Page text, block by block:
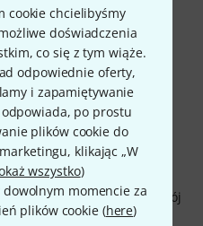
cookie chcielibyśmy
doświadczenia
co się z tym wiąże.
odpowiednie oferty,
i zapamiętywanie
po prostu
plików cookie do
klikając „W
wszystko)
momencie za
plików cookie (here)
12.06.2020
dokładnie tak, jak się
są stosunkowo małe,
Wymieniłem werbel na mój
i myślę, że często się